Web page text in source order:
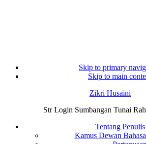
Skip to primary
Skip to main
Zikri Husaini
Str Login Sumbangan Tunai
Tentang Penulis
Kamus Dewan